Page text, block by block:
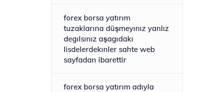
forex borsa yatırım
tuzaklarına düşmeyınız yanlız
degılsınız aşagıdakı
lisdelerdekınler sahte web
sayfadan ibarettir
forex borsa yatırım adıyla